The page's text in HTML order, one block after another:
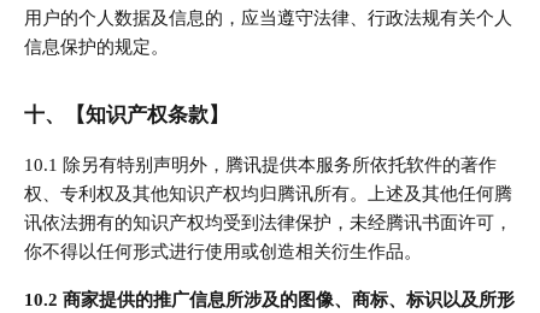
用户的个人数据及信息的，应当遵守法律、行政法规有关个人
信息保护的规定。
十、【知识产权条款】
10.1 除另有特别声明外，腾讯提供本服务所依托软件的著作
权、专利权及其他知识产权均归腾讯所有。上述及其他任何腾
讯依法拥有的知识产权均受到法律保护，未经腾讯书面许可，
你不得以任何形式进行使用或创造相关衍生作品。
10.2 商家提供的推广信息所涉及的图像、商标、标识以及所形